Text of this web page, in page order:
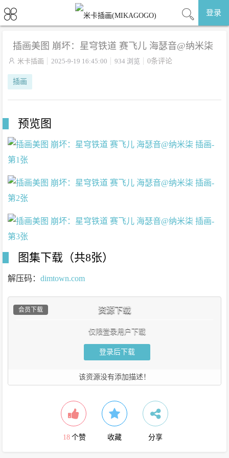
登录
插画美图 崩坏：星穹铁道 赛飞儿 海瑟音@纳米柒
 米卡插画 2025-9-19 16:45:00 934 浏览 0条评论
插画
预览图
图集下载（共8张）
解压码： dimtown.com
资源下载
会员下载
仅限登录用户下载
登录后下载
该资源没有添加描述！
18 个赞 收藏 分享